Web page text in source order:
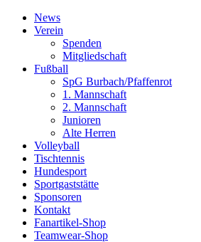
News
Verein
Spenden
Mitgliedschaft
Fußball
SpG Burbach/Pfaffenrot
1. Mannschaft
2. Mannschaft
Junioren
Alte Herren
Volleyball
Tischtennis
Hundesport
Sportgaststätte
Sponsoren
Kontakt
Fanartikel-Shop
Teamwear-Shop